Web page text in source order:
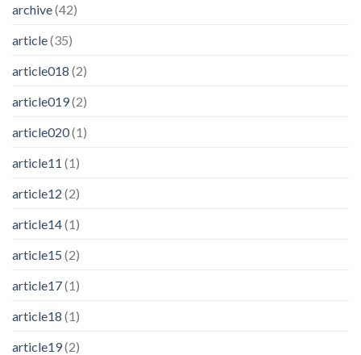
archive(42)
article(35)
article018 (2)
article019(2)
article020(1)
article11 (1)
article12 (2)
article14(1)
article15 (2)
article17(1)
article18 (1)
article19(2)